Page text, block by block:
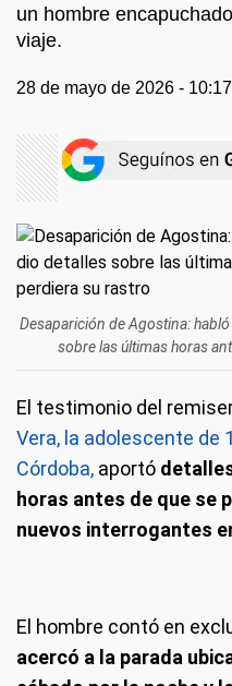
un hombre
viaje.
28 de mayo de 2026 - 10:17
Desaparición de Agostina:
sobre las últimas horas
El testimonio del
Vera, la adolescente de
Córdoba, aportó
horas antes de que se
nuevos interrogantes
El hombre contó en
acercó a la parada